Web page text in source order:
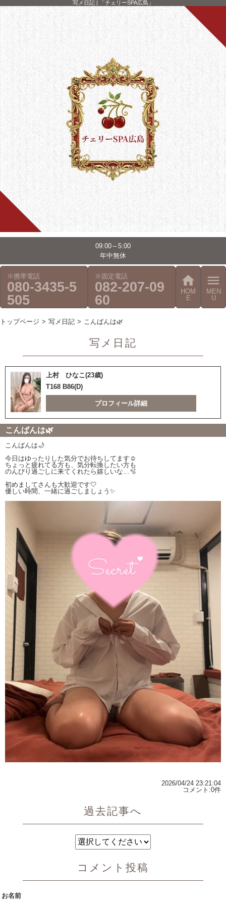
写メ日記 | 「チェリーSPA広島」
09:00～5:00
年中無休
※携帯電話
080-3435-5
505
※固定電話
082-207-09
60
home
HOM
E
menu
MEN
U
トップページ 写メ日記 こんばんは🌿‬
写メ日記
上村 ひなこ(23歳)
T168 B86(D)
プロフィール詳細
こんばんは🌿‬
こんばんは🌙
今日はゆったりした気分でお待ちしてます☺️
ちょっと疲れてる方も、気分転換したい方も
のんびり過ごしに来てくれたら嬉しいな…🫧
初めましてさんも大歓迎です🤍
優しい時間、一緒に過ごしましょう✨
2026/04/24 23:21:04
コメント:0件
過去記事へ
コメント投稿
お名前